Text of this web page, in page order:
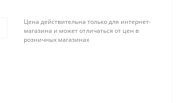
Цена действительна только для интернет-
магазина и может отличаться от цен в
розничных магазинах